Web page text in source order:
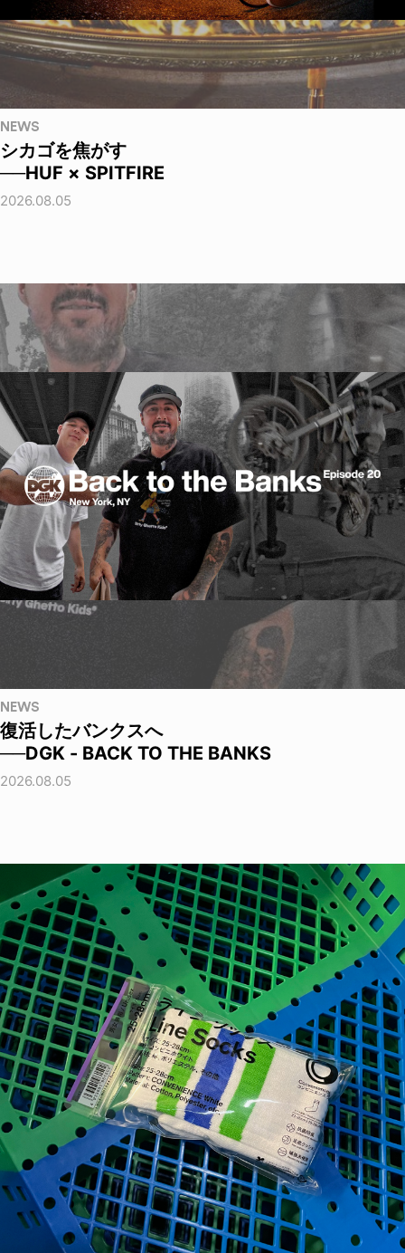
NEWS
シカゴを焦がす
──HUF × SPITFIRE
2026.08.05
NEWS
復活したバンクスへ
──DGK - BACK TO THE BANKS
2026.08.05